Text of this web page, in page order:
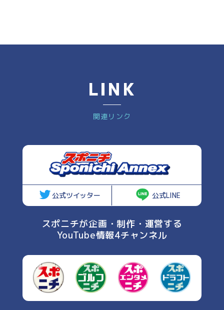
LINK
関連リンク
公式ツイッター 公式LINE
スポニチが企画・制作・運営する
YouTube情報4チャンネル